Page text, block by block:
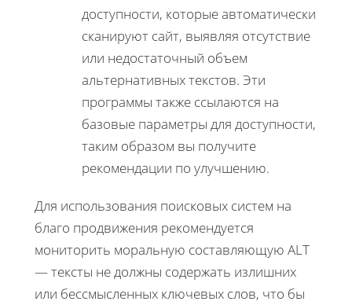
доступности, которые автоматически
сканируют сайт, выявляя отсутствие
или недостаточный объем
альтернативных текстов. Эти
программы также ссылаются на
базовые параметры для доступности,
таким образом вы получите
рекомендации по улучшению.
Для использования поисковых систем на
благо продвижения рекомендуется
мониторить моральную составляющую ALT
— тексты не должны содержать излишних
или бессмысленных ключевых слов, что бы